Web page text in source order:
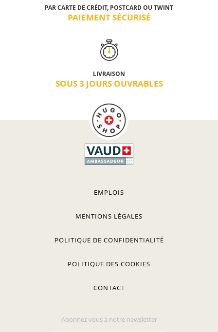
PAR CARTE DE CRÉDIT, POSTCARD OU TWINT
PAIEMENT SÉCURISÉ
LIVRAISON
SOUS 3 JOURS OUVRABLES
EMPLOIS
MENTIONS LÉGALES
POLITIQUE DE CONFIDENTIALITÉ
POLITIQUE DES COOKIES
CONTACT
Abonnez vous à notre newsletter